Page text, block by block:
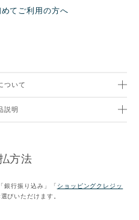
てご利用の方へ
説明
ついて
方法
銀行振り込み」「 ショッピングクレジッ
びいただけます。